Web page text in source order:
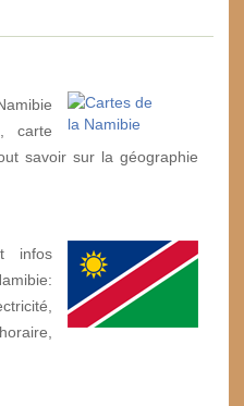
carte
savoir sur la géographie
infos